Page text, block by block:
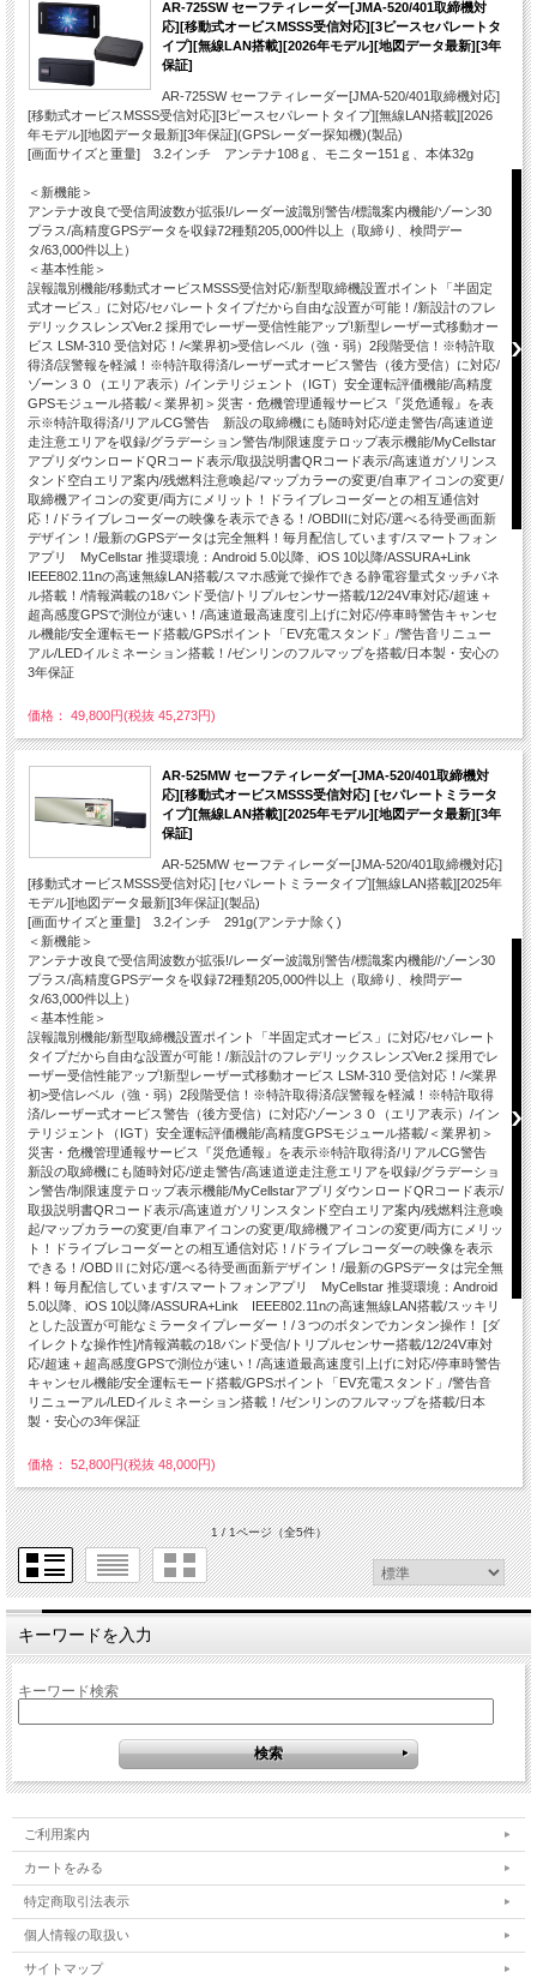
AR-725SW セーフティレーダー[JMA-520/401取締機対
応][移動式オービスMSSS受信対応][3ピースセパレートタ
イプ][無線LAN搭載][2026年モデル][地図データ最新][3年
保証]
AR-725SW セーフティレーダー[JMA-520/401取締機対応]
[移動式オービスMSSS受信対応][3ピースセパレートタイプ][無線LAN搭載][2026
年モデル][地図データ最新][3年保証](GPSレーダー探知機)(製品)
[画面サイズと重量] 3.2インチ アンテナ108ｇ、モニター151ｇ、本体32g
＜新機能＞
アンテナ改良で受信周波数が拡張!/レーダー波識別警告/標識案内機能/ゾーン30
プラス/高精度GPSデータを収録72種類205,000件以上（取締り、検問デー
タ/63,000件以上）
＜基本性能＞
誤報識別機能/移動式オービスMSSS受信対応/新型取締機設置ポイント「半固定
式オービス」に対応/セパレートタイプだから自由な設置が可能！/新設計のフレ
デリックスレンズVer.2 採用でレーザー受信性能アップ!新型レーザー式移動オー
ビス LSM-310 受信対応！/<業界初>受信レベル（強・弱）2段階受信！※特許取
得済/誤警報を軽減！※特許取得済/レーザー式オービス警告（後方受信）に対応/
ゾーン３０（エリア表示）/インテリジェント（IGT）安全運転評価機能/高精度
GPSモジュール搭載/＜業界初＞災害・危機管理通報サービス『災危通報』を表
示※特許取得済/リアルCG警告 新設の取締機にも随時対応/逆走警告/高速道逆
走注意エリアを収録/グラデーション警告/制限速度テロップ表示機能/MyCellstar
アプリダウンロードQRコード表示/取扱説明書QRコード表示/高速道ガソリンス
タンド空白エリア案内/残燃料注意喚起/マップカラーの変更/自車アイコンの変更/
取締機アイコンの変更/両方にメリット！ドライブレコーダーとの相互通信対
応！/ドライブレコーダーの映像を表示できる！/OBDIIに対応/選べる待受画面新
デザイン！/最新のGPSデータは完全無料！毎月配信しています/スマートフォン
アプリ MyCellstar 推奨環境：Android 5.0以降、iOS 10以降/ASSURA+Link
IEEE802.11nの高速無線LAN搭載/スマホ感覚で操作できる静電容量式タッチパネ
ル搭載！/情報満載の18バンド受信/トリプルセンサー搭載/12/24V車対応/超速＋
超高感度GPSで測位が速い！/高速道最高速度引上げに対応/停車時警告キャンセ
ル機能/安全運転モード搭載/GPSポイント「EV充電スタンド」/警告音リニュー
アル/LEDイルミネーション搭載！/ゼンリンのフルマップを搭載/日本製・安心の
3年保証
価格： 49,800円(税抜 45,273円)
AR-525MW セーフティレーダー[JMA-520/401取締機対
応][移動式オービスMSSS受信対応] [セパレートミラータ
イプ][無線LAN搭載][2025年モデル][地図データ最新][3年
保証]
AR-525MW セーフティレーダー[JMA-520/401取締機対応]
[移動式オービスMSSS受信対応] [セパレートミラータイプ][無線LAN搭載][2025年
モデル][地図データ最新][3年保証](製品)
[画面サイズと重量] 3.2インチ 291g(アンテナ除く)
＜新機能＞
アンテナ改良で受信周波数が拡張!/レーダー波識別警告/標識案内機能//ゾーン30
プラス/高精度GPSデータを収録72種類205,000件以上（取締り、検問デー
タ/63,000件以上）
＜基本性能＞
誤報識別機能/新型取締機設置ポイント「半固定式オービス」に対応/セパレート
タイプだから自由な設置が可能！/新設計のフレデリックスレンズVer.2 採用でレ
ーザー受信性能アップ!新型レーザー式移動オービス LSM-310 受信対応！/<業界
初>受信レベル（強・弱）2段階受信！※特許取得済/誤警報を軽減！※特許取得
済/レーザー式オービス警告（後方受信）に対応/ゾーン３０（エリア表示）/イン
テリジェント（IGT）安全運転評価機能/高精度GPSモジュール搭載/＜業界初＞
災害・危機管理通報サービス『災危通報』を表示※特許取得済/リアルCG警告
新設の取締機にも随時対応/逆走警告/高速道逆走注意エリアを収録/グラデーショ
ン警告/制限速度テロップ表示機能/MyCellstarアプリダウンロードQRコード表示/
取扱説明書QRコード表示/高速道ガソリンスタンド空白エリア案内/残燃料注意喚
起/マップカラーの変更/自車アイコンの変更/取締機アイコンの変更/両方にメリッ
ト！ドライブレコーダーとの相互通信対応！/ドライブレコーダーの映像を表示
できる！/OBDⅡに対応/選べる待受画面新デザイン！/最新のGPSデータは完全無
料！毎月配信しています/スマートフォンアプリ MyCellstar 推奨環境：Android
5.0以降、iOS 10以降/ASSURA+Link IEEE802.11nの高速無線LAN搭載/スッキリ
とした設置が可能なミラータイプレーダー！/３つのボタンでカンタン操作！ [ダ
イレクトな操作性]/情報満載の18バンド受信/トリプルセンサー搭載/12/24V車対
応/超速＋超高感度GPSで測位が速い！/高速道最高速度引上げに対応/停車時警告
キャンセル機能/安全運転モード搭載/GPSポイント「EV充電スタンド」/警告音
リニューアル/LEDイルミネーション搭載！/ゼンリンのフルマップを搭載/日本
製・安心の3年保証
価格： 52,800円(税抜 48,000円)
1 / 1ページ（全5件）
キーワードを入力
キーワード検索
ご利用案内
カートをみる
特定商取引法表示
個人情報の取扱い
サイトマップ